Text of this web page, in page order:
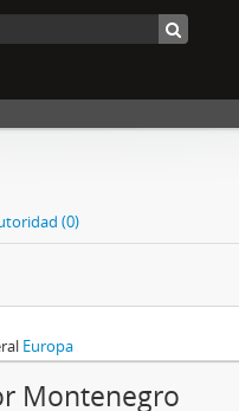
(0)
Europa
Montenegro